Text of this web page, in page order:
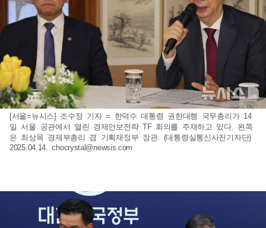
[서울=뉴시스] 조수정 기자 = 한덕수 대통령 권한대행 국무총리가 14
일 서울 공관에서 열린 경제안보전략 TF 회의를 주재하고 있다. 왼쪽
은 최상목 경제부총리 겸 기획재정부 장관. (대통령실통신사진기자단)
2025.04.14.chocrystal@newsis.com